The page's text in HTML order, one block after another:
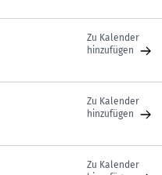
Zu Kalender
hinzufügen
Zu Kalender
hinzufügen
Zu Kalender